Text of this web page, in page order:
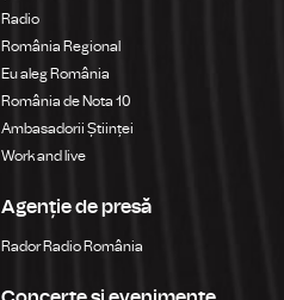
Radio
România Regional
Eu aleg România
România de Nota 10
Ambasadorii Științei
Work and live
Agenție de presă
Rador Radio România